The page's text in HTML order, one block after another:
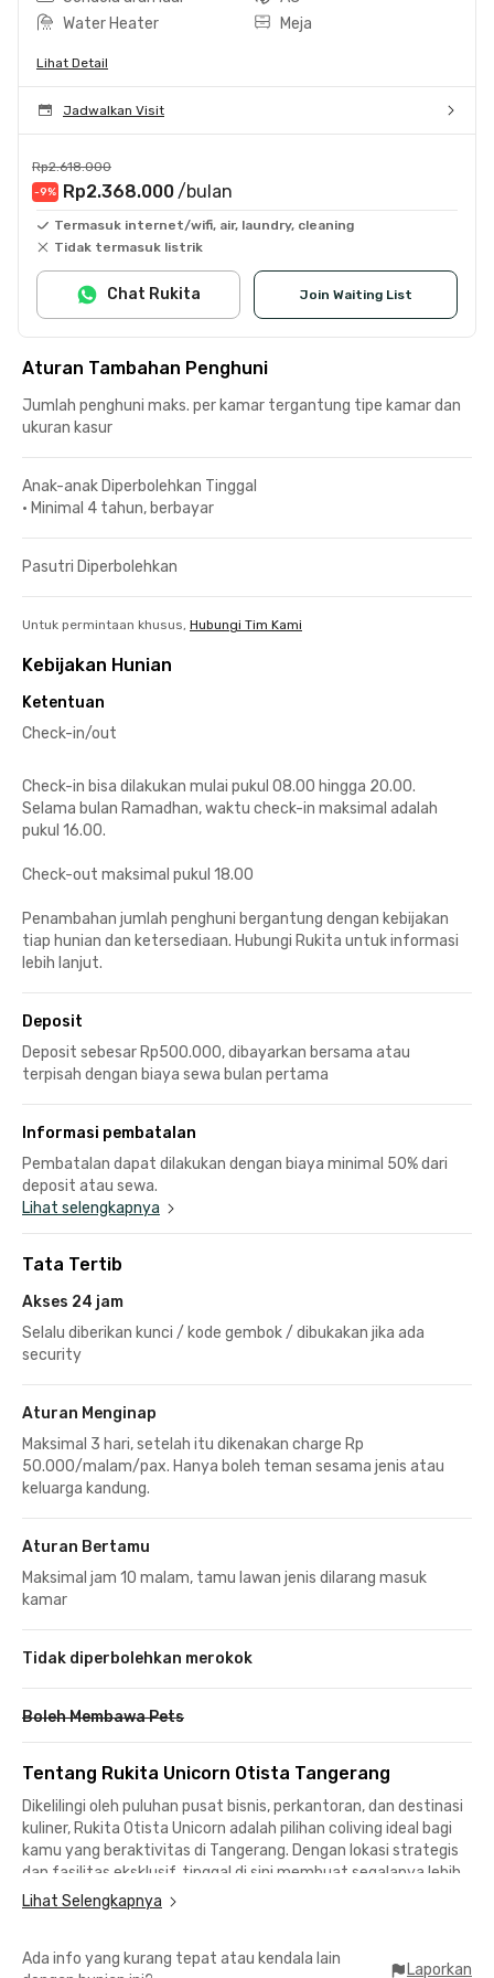
Water Heater
Meja
Lihat Detail
Jadwalkan Visit
Rp2.618.000
-9% Rp2.368.000 /bulan
Termasuk internet/wifi, air, laundry, cleaning
Tidak termasuk listrik
Join Waiting List
Chat Rukita
Aturan Tambahan Penghuni
Jumlah penghuni maks. per kamar tergantung tipe kamar dan
ukuran kasur
Anak-anak Diperbolehkan Tinggal
• Minimal 4 tahun, berbayar
Pasutri Diperbolehkan
Untuk permintaan khusus, Hubungi Tim Kami
Kebijakan Hunian
Ketentuan
Check-in/out
Check-in bisa dilakukan mulai pukul 08.00 hingga 20.00.
Selama bulan Ramadhan, waktu check-in maksimal adalah
pukul 16.00.
Check-out maksimal pukul 18.00
Penambahan jumlah penghuni bergantung dengan kebijakan
tiap hunian dan ketersediaan. Hubungi Rukita untuk informasi
lebih lanjut.
Deposit
Deposit sebesar Rp500.000, dibayarkan bersama atau
terpisah dengan biaya sewa bulan pertama
Informasi pembatalan
Pembatalan dapat dilakukan dengan biaya minimal 50% dari
deposit atau sewa.
Lihat selengkapnya
Tata Tertib
Akses 24 jam
Selalu diberikan kunci / kode gembok / dibukakan jika ada
security
Aturan Menginap
Maksimal 3 hari, setelah itu dikenakan charge Rp
50.000/malam/pax. Hanya boleh teman sesama jenis atau
keluarga kandung.
Aturan Bertamu
Maksimal jam 10 malam, tamu lawan jenis dilarang masuk
kamar
Tidak diperbolehkan merokok
Boleh Membawa Pets
Tentang Rukita Unicorn Otista Tangerang
Dikelilingi oleh puluhan pusat bisnis, perkantoran, dan destinasi
kuliner, Rukita Otista Unicorn adalah pilihan coliving ideal bagi
kamu yang beraktivitas di Tangerang. Dengan lokasi strategis
dan fasilitas eksklusif, tinggal di sini membuat segalanya lebih
praktis dan nyaman.
Tangerang, sehingga mobilitas ke berbagai tempat menjadi
Lihat Selengkapnya
Ada info yang kurang tepat atau kendala lain
Laporkan